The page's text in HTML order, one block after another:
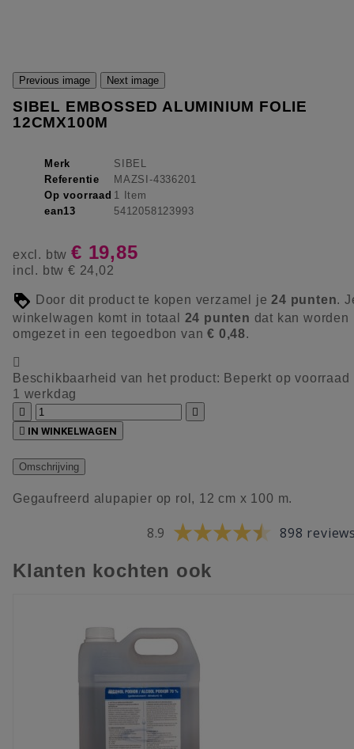
Previous image Next image
SIBEL EMBOSSED ALUMINIUM FOLIE
12CMX100M
Merk
SIBEL
Referentie
MAZSI-4336201
Op voorraad 1 Item
ean13
5412058123993
excl. btw € 19,85
incl. btw € 24,02
Door dit product te kopen verzamel je24 punten.
winkelwagen komt in totaal 24 punten dat kan worden
omgezet in een tegoedbon van€ 0,48.

Beschikbaarheid van het product: Beperkt op voorraad
1 werkdag


 IN WINKELWAGEN
Omschrijving
Gegaufreerd alupapier op rol, 12 cm x 100 m.
8.9 898
Klanten kochten ook